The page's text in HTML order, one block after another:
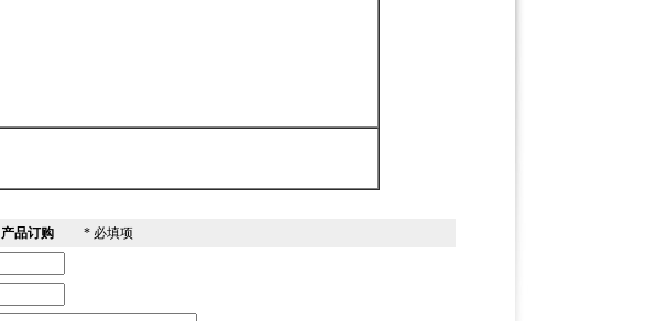
产品订购* 必填项